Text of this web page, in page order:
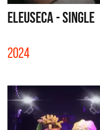
ELEUSECA - SINGLE
2024